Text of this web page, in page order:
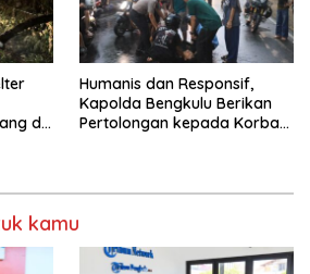
di
Humanis dan Responsif,
Kapolda Bengkulu Berikan
Pertolongan kepada Korban
kamu